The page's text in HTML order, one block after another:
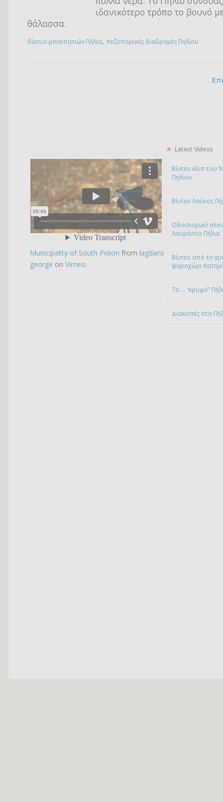
ιδανικότερο τρόπο το βουνό
θάλασσα.
δίκτυο μονοπατιών Πήλιο, πεζοπορικές διαδρομές Πηλίου
Municipality of South Pelion from lagdaris
george on Vimeo.
Latest Videos
Bίντεο κλιπ του
Πηλίου
Βίντεο Λαύκος
Οδοιπορικό
Λαυρέντιο Πήλιο
Βίντεο από το
ψαροχώρι
To … “κρυφό”
Διακοπές στο